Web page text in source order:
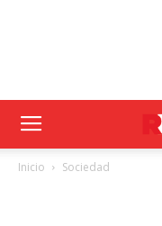
Inicio Sociedad